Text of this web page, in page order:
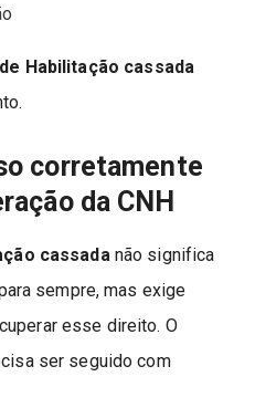
Habilitação cassada
corretamente
da CNH
cassada não significa
sempre, mas exige
esse direito. O
ser seguido com